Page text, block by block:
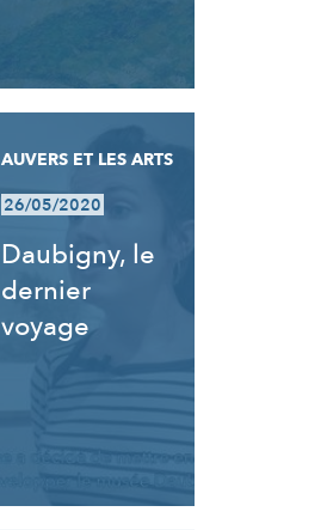
AUVERS ET LES ARTS
26/05/2020
Daubigny, le
dernier
voyage